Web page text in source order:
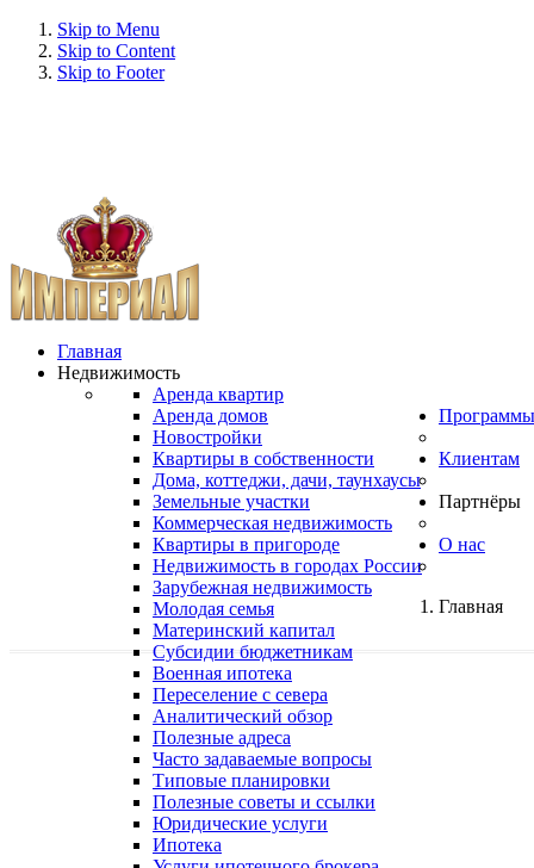
Skip to Menu
Skip to Content
Skip to Footer
Главная
Недвижимость
Аренда квартир
Аренда домов
Новостройки
Квартиры в собственности
Дома, коттеджи, дачи, таунхаусы
Земельные участки
Коммерческая недвижимость
Квартиры в пригороде
Недвижимость в городах России
Зарубежная недвижимость
Программы
Молодая семья
Материнский капитал
Субсидии бюджетникам
Военная ипотека
Переселение с севера
Клиентам
Аналитический обзор
Полезные адреса
Часто задаваемые вопросы
Типовые планировки
Полезные советы и ссылки
Юридические услуги
Ипотека
Партнёры
О нас
Главная